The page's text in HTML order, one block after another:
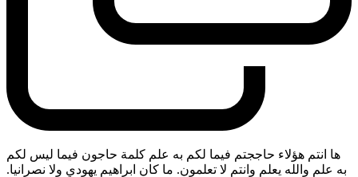
ها انتم هؤلاء حاججتم فيما لكم به علم كلمة حاجون فيما ليس لكم
به علم والله يعلم وانتم لا تعلمون. ما كان ابراهيم يهودي ولا نصرانيا.